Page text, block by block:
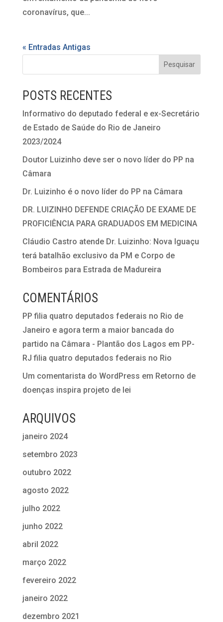
coronavírus, que...
« Entradas Antigas
POSTS RECENTES
Informativo do deputado federal e ex-Secretário
de Estado de Saúde do Rio de Janeiro
2023/2024
Doutor Luizinho deve ser o novo líder do PP na
Câmara
Dr. Luizinho é o novo líder do PP na Câmara
DR. LUIZINHO DEFENDE CRIAÇÃO DE EXAME DE
PROFICIÊNCIA PARA GRADUADOS EM MEDICINA
Cláudio Castro atende Dr. Luizinho: Nova Iguaçu
terá batalhão exclusivo da PM e Corpo de
Bombeiros para Estrada de Madureira
COMENTÁRIOS
PP filia quatro deputados federais no Rio de
Janeiro e agora term a maior bancada do
partido na Câmara - Plantão dos Lagos em PP-
RJ filia quatro deputados federais no Rio
Um comentarista do WordPress em Retorno de
doenças inspira projeto de lei
ARQUIVOS
janeiro 2024
setembro 2023
outubro 2022
agosto 2022
julho 2022
junho 2022
abril 2022
março 2022
fevereiro 2022
janeiro 2022
dezembro 2021